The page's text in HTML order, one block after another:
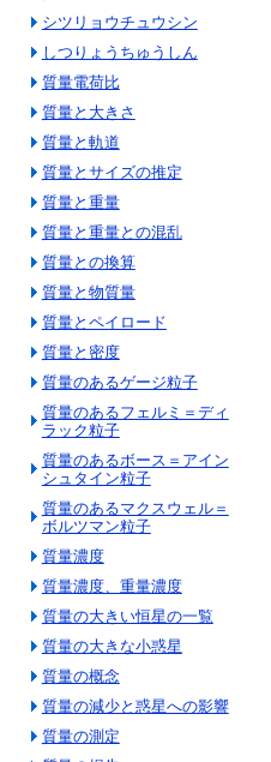
シツリョウチュウシン
しつりょうちゅうしん
質量電荷比
質量と大きさ
質量と軌道
質量とサイズの推定
質量と重量
質量と重量との混乱
質量との換算
質量と物質量
質量とペイロード
質量と密度
質量のあるゲージ粒子
質量のあるフェルミ＝ディ
ラック粒子
質量のあるボース＝アイン
シュタイン粒子
質量のあるマクスウェル＝
ボルツマン粒子
質量濃度
質量濃度、重量濃度
質量の大きい恒星の一覧
質量の大きな小惑星
質量の概念
質量の減少と惑星への影響
質量の測定